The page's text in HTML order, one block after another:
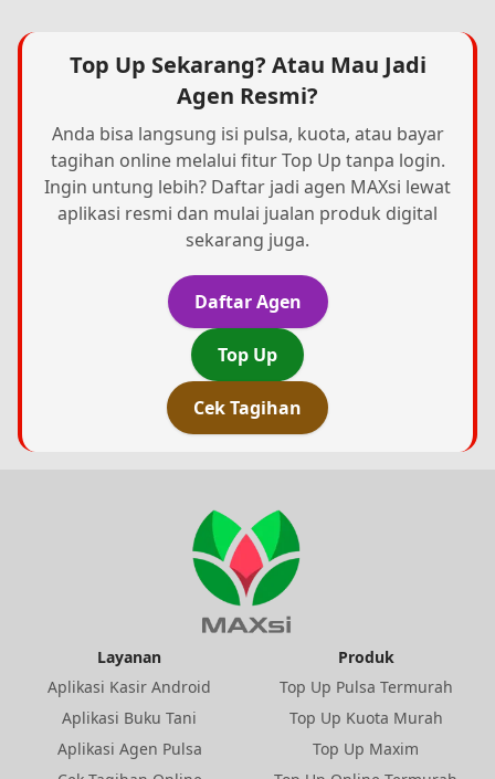
Top Up Sekarang? Atau Mau Jadi
Agen Resmi?
Anda bisa langsung isi pulsa, kuota, atau bayar
tagihan online melalui fitur Top Up tanpa login.
Ingin untung lebih? Daftar jadi agen MAXsi lewat
aplikasi resmi dan mulai jualan produk digital
sekarang juga.
Daftar Agen
Top Up
Cek Tagihan
Layanan
Aplikasi Kasir Android
Aplikasi Buku Tani
Aplikasi Agen Pulsa
Produk
Top Up Pulsa Termurah
Top Up Kuota Murah
Top Up Maxim